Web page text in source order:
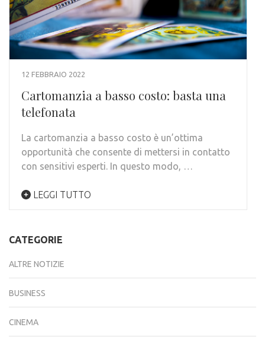
12 FEBBRAIO 2022
Cartomanzia a basso costo: basta una
telefonata
La cartomanzia a basso costo è un’ottima
opportunità che consente di mettersi in contatto
con sensitivi esperti. In questo modo, …
LEGGI TUTTO
CATEGORIE
ALTRE NOTIZIE
BUSINESS
CINEMA